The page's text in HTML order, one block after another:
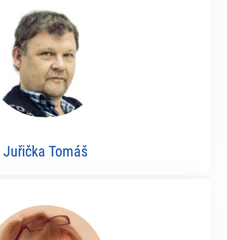
Juřička Tomáš